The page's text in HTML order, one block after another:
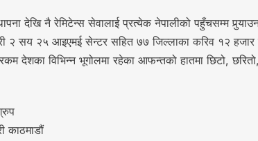
देखि नै रेमिटेन्स सेवालाई प्रत्येक नेपालीको पहुँचसम्म
२ सय २५ आइएमई सेन्टर सहित ७७ जिल्लाका करिव १२ हजार
देशका विभिन्न भूगोलमा रहेका आफन्तको हातमा छिटो,
काठमाडौं